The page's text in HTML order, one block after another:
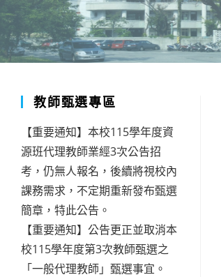
教師甄選專區
【重要通知】本校115學年度資
源班代理教師業經3次公告招
考，仍無人報名，後續將視校內
課務需求，不定期重新發布甄選
簡章，特此公告。
【重要通知】公告更正並取消本
校115學年度第3次教師甄選之
「一般代理教師」甄選事宜。